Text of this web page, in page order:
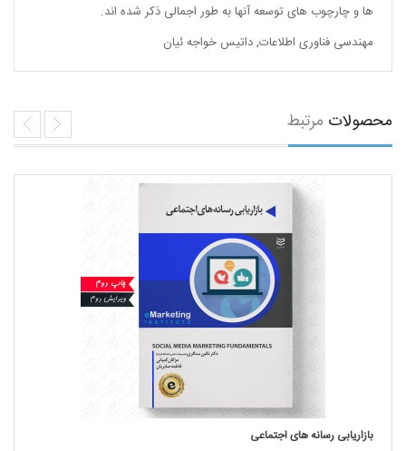
ها و چارچوب های توسعه آنها به طور اجمالی ذکر شده اند.
مهندسی فناوری اطلاعات,داتیس خواجه ئیان
محصولات مرتبط
بازاریابی رسانه های اجتماعی